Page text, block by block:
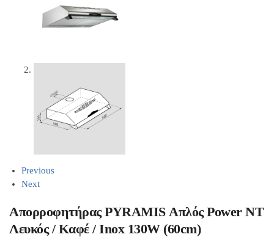
Previous
Next
Απορροφητήρας PYRAMIS Απλός Power NT
Λευκός / Καφέ / Inox 130W (60cm)